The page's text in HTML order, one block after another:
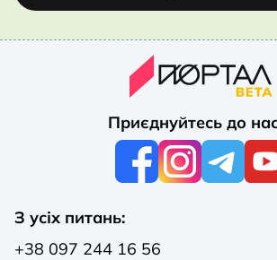
Приєднуйтесь до
З усіх питань:
+38 097 244 16 56